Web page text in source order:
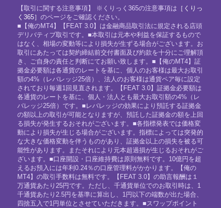
【取引に関する注意事項】 ※くりっく365の注意事項は ［くりっ
く365］ のページをご確認ください。
■【俺のMT4】【FEAT 3.0】は金融商品取引法に規定される店頭
デリバティブ取引です。■本取引は元本や利益を保証するもので
はなく、相場の変動等により損失が生ずる場合がございます。お
取引にあたっては契約締結前交付書面及び約款を十分にご理解頂
き、ご自身の責任と判断にてお願い致します。■【俺のMT4】証
拠金必要額は各通貨のレートを基に、個人のお客様は最大お取引
額の4%（レバレッジ25倍）、法人のお客様は通貨ペア毎に設定
されており毎週1回見直されます。【FEAT 3.0】証拠金必要額は
各通貨のレートを基に、個人・法人とも最大お取引額の4%（レ
バレッジ25倍）です。■レバレッジの効果により預託する証拠金
の額以上の取引が可能となりますが、預託した証拠金の額を上回
る損失が発生するおそれがございます。■各指標発表では価格変
動により損失が生じる場合がございます。指標によっては突発的
な大きな価格変動を伴うものがあり、証拠金以上の損失を被る可
能性があります。またそれにより元本超過損が生じるおそれがご
ざいます。■口座開設・口座維持費は原則無料です。10億円を超
えるお預入には年利0.24％の口座管理料がかかります。【俺の
MT4】の取引手数料は無料です。【FEAT 3.0】の助言報酬は１
万通貨あたり25円です。ただし、千通貨単位でのお取引時は、1
千通貨あたり2.5円を基準に算出し、1円以下の端数が出た場合、
四捨五入で1円単位とさせていただきます。■スワップポイント